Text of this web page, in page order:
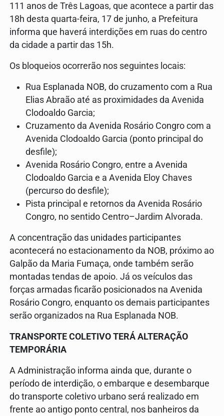
111 anos de Três Lagoas, que acontece a partir das
18h desta quarta-feira, 17 de junho, a Prefeitura
informa que haverá interdições em ruas do centro
da cidade a partir das 15h.
Os bloqueios ocorrerão nos seguintes locais:
Rua Esplanada NOB, do cruzamento com a Rua
Elias Abraão até as proximidades da Avenida
Clodoaldo Garcia;
Cruzamento da Avenida Rosário Congro com a
Avenida Clodoaldo Garcia (ponto principal do
desfile);
Avenida Rosário Congro, entre a Avenida
Clodoaldo Garcia e a Avenida Eloy Chaves
(percurso do desfile);
Pista principal e retornos da Avenida Rosário
Congro, no sentido Centro–Jardim Alvorada.
A concentração das unidades participantes
acontecerá no estacionamento da NOB, próximo ao
Galpão da Maria Fumaça, onde também serão
montadas tendas de apoio. Já os veículos das
forças armadas ficarão posicionados na Avenida
Rosário Congro, enquanto os demais participantes
serão organizados na Rua Esplanada NOB.
TRANSPORTE COLETIVO TERÁ ALTERAÇÃO
TEMPORÁRIA
A Administração informa ainda que, durante o
período de interdição, o embarque e desembarque
do transporte coletivo urbano será realizado em
frente ao antigo ponto central, nos banheiros da